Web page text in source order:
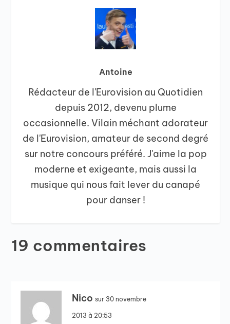
Antoine
Rédacteur de l'Eurovision au Quotidien
depuis 2012, devenu plume
occasionnelle. Vilain méchant adorateur
de l'Eurovision, amateur de second degré
sur notre concours préféré. J'aime la pop
moderne et exigeante, mais aussi la
musique qui nous fait lever du canapé
pour danser !
19 commentaires
Nico sur 30 novembre
2013 à 20:53